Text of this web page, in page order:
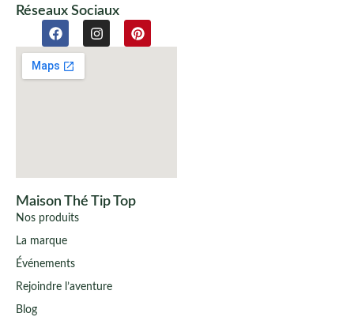
Réseaux Sociaux
Maison Thé Tip Top
Nos produits
La marque
Événements
Rejoindre l’aventure
Blog